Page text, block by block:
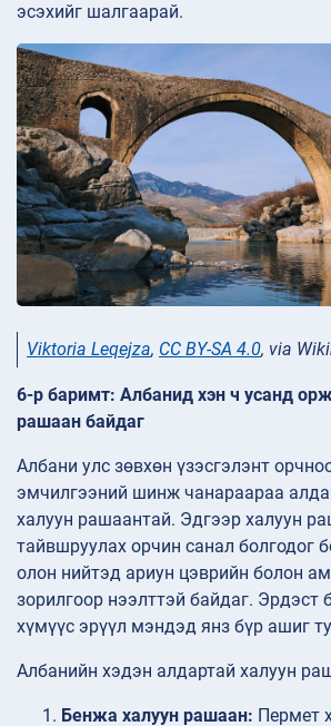
эсэхийг шалгаарай.
Viktoria Leqejza, CC BY-SA 4.0, via
6-р баримт: Албанид хэн ч усанд
рашаан байдаг
Албани улс зөвхөн үзэсгэлэнт
эмчилгээний шинж чанараараа
халуун рашаантай. Эдгээр халуун
тайвшруулах орчин санал болгодог
олон нийтэд ариун цэврийн болон
зорилгоор нээлттэй байдаг. Эрдэст
хүмүүс эрүүл мэндэд янз бүр ашиг
Албанийн хэдэн алдартай халуун
Бенжа халуун рашаан: Пермет